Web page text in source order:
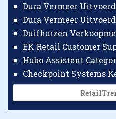
Dura Vermeer
Dura Vermeer
Duifhuizen
EK Retail Customer
Hubo Assistent